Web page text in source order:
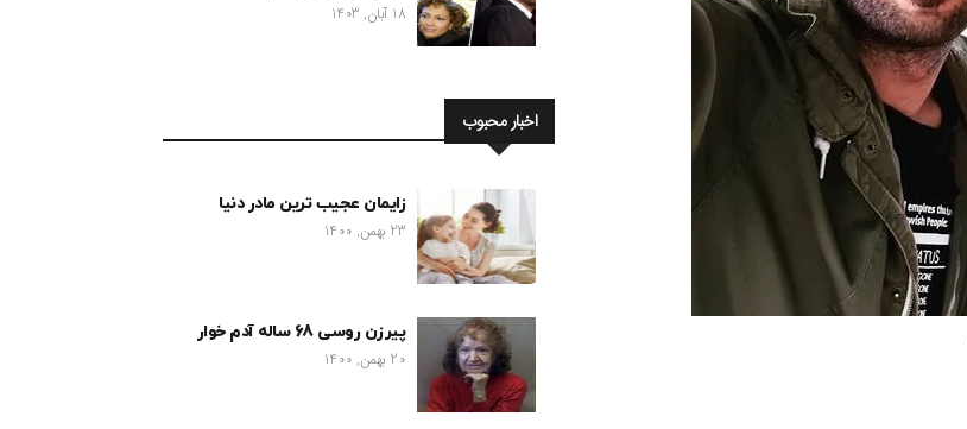
18 آبان, 1403
اخبار محبوب
زایمان عجیب ترین مادر دنیا
23 بهمن, 1400
پیرزن روسی 68 ساله آدم خوار
20 بهمن, 1400